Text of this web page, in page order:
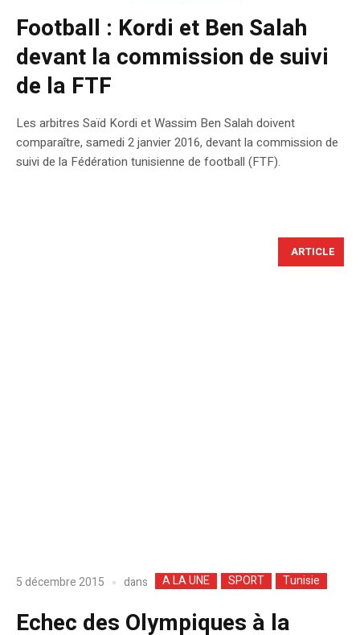
Football : Kordi et Ben Salah
devant la commission de suivi
de la FTF
Les arbitres Saïd Kordi et Wassim Ben Salah doivent
comparaître, samedi 2 janvier 2016, devant la commission de
suivi de la Fédération tunisienne de football (FTF).
ARTICLE
5 décembre 2015 dans A LA UNE SPORT Tunisie
Echec des Olympiques à la